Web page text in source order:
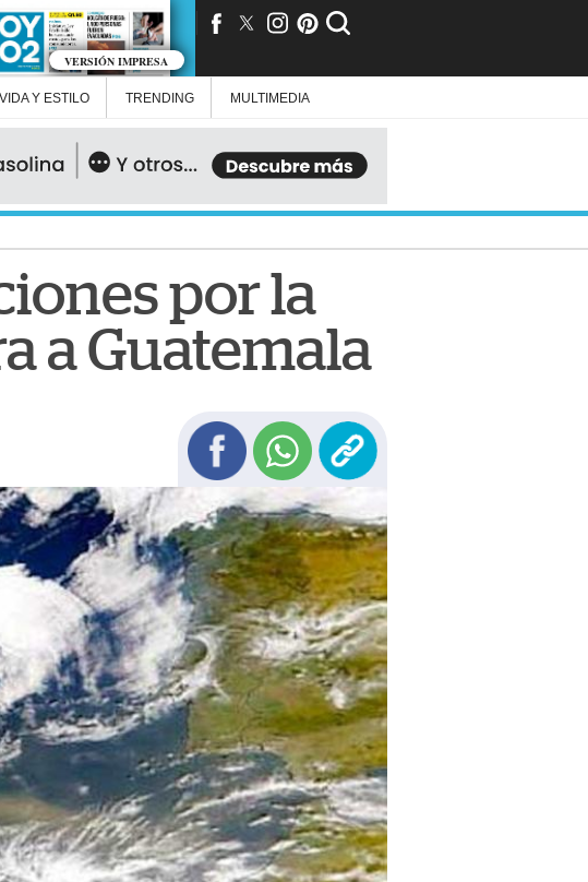
VERSIÓN IMPRESA
VIDA Y ESTILO TRENDING MULTIMEDIA
por la
a Guatemala